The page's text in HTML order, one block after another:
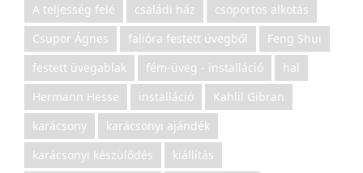
A teljesség felé
családi ház
csoportos alkotás
Csupor Ágnes
falióra festett üvegből
Feng Shui
festett üvegablak
fém-üveg - installáció
hal
Hermann Hesse
installáció
Kahlil Gibran
karácsony
karácsonyi ajándék
karácsonyi készülődés
kiállítás